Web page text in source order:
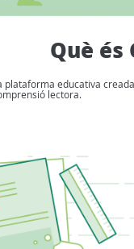
Què és
plataforma educativa
lectora.